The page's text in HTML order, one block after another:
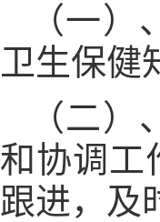
（一）、
卫生保健
（二）、
和协调工
跟进，及